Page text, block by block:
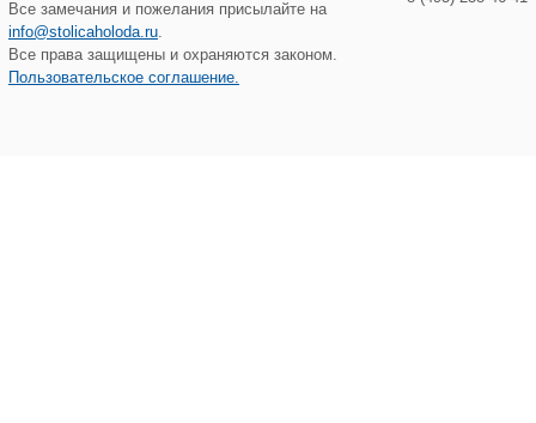
Все замечания и пожелания присылайте на
info@stolicaholoda.ru
Все права защищены и охраняются законом.
Пользовательское соглашение.